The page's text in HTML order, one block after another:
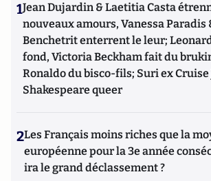
1Jean Dujardin & Laetitia Casta
nouveaux amours, Vanessa Paradis
Benchetrit enterrent le leur;
fond, Victoria Beckham fait du
Ronaldo du bisco-fils; Suri ex
Shakespeare queer
2Les Français moins riches que la
européenne pour la 3e année
ira le grand déclassement ?